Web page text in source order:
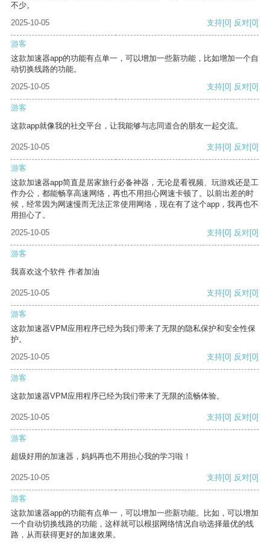
不少。
2025-10-05
支持[0] 反对[0]
游客
这款加速器app的功能有点单一，可以增加一些新功能，比如增加一个自
动切换线路的功能。
2025-10-05
支持[0] 反对[0]
游客
这款app就像我的社交平台，让我能够与志同道合的朋友一起交流。
2025-10-05 支持[0] 反对[0]
游客
这款加速器app简直是居家旅行必备神器，无论是看视频、玩游戏还是工
作办公，都能畅享高速网络，再也不用担心网速卡顿了。以前出差的时
候，经常因为网速慢而无法正常使用网络，现在有了这个app，我再也不
用担心了。
2025-10-05
支持[0] 反对[0]
游客
我喜欢这个软件 作者加油
2025-10-05 支持[0] 反对[0]
游客
这款加速器VPM应用程序已经为我们带来了无限的隐私保护和安全性保
护。
2025-10-05
支持[0] 反对[0]
游客
这款加速器VPM应用程序已经为我们带来了无限的流畅体验。
2025-10-05 支持[0] 反对[0]
游客
超级好用的加速器，妈妈再也不用担心我的学习啦！
2025-10-05 支持[0] 反对[0]
游客
这款加速器app的功能有点单一，可以增加一些新功能。比如，可以增加
一个自动切换线路的功能，这样就可以根据网络情况自动选择最优的线
路，从而获得更好的加速效果。